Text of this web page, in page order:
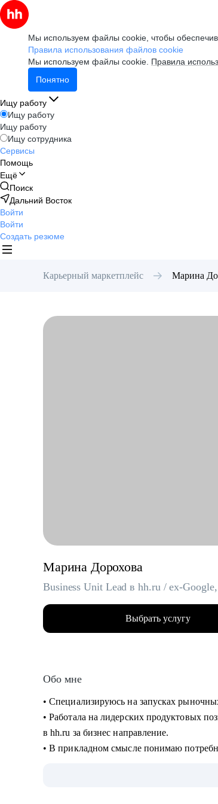
Мы используем файлы cookie, чтобы
Правила использования файлов cookie
Мы используем файлы cookie. Правила
Понятно
Ищу работу
Ищу работу
Ищу работу
Ищу сотрудника
Сервисы
Помощь
Ещё
Поиск
Дальний Восток
Войти
Войти
Создать резюме
Карьерный маркетплейс Марина
Марина Дорохова
Business Unit Lead в hh.ru / ex-
Выбрать услугу
Обо мне
• Специализируюсь на запусках
• Работала на лидерских продуктовых
в hh.ru за бизнес направление.
• В прикладном смысле понимаю
• Применяю в работе прикладные